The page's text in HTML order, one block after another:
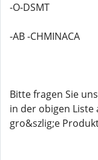
-O-DSMT
-AB -CHMINACA
Bitte fragen Sie
in der obigen
gro&szlig;e